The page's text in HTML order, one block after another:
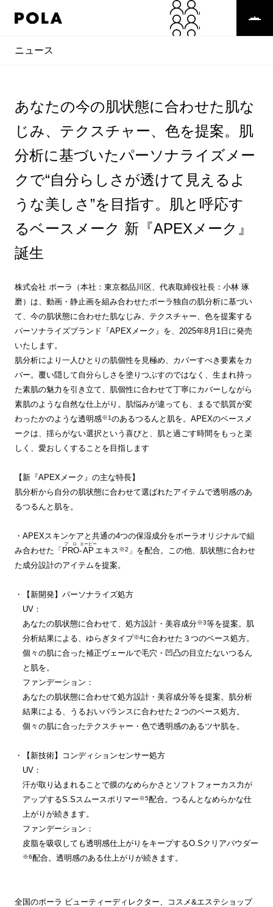
ニュース
あなたの今の肌状態に合わせた肌な
じみ、テクスチャー、色を提案。肌
分析に基づいたパーソナライズメー
クで“自分らしさが透けて見えるよ
うな美しさ”を目指す。肌と呼応す
るベースメーク 新『APEXメーク』
誕生
株式会社 ポーラ（本社：東京都品川区、代表取締役社長：小林 琢
磨）は、動画・静止画を組み合わせたポーラ独自の肌分析に基づい
て、今の肌状態に合わせた肌なじみ、テクスチャー、色を提案する
パーソナライズブランド『APEXメーク』を、2025年8月1日に発売
いたします。
肌分析により一人ひとりの肌個性を見極め、カバーすべき要素をカ
バー。覆い隠して自分らしさを塗りつぶすのではなく、生まれ持っ
た素肌の魅力を引き立て、肌個性に合わせて丁寧にカバーしながら
素肌のような自然な仕上がり。肌悩みが違っても、まるで肌質が変
わったかのような透明感※1のあるつるんと肌を。APEXのベースメ
ークは、揺らがない選択という喜びと、肌と過ごす時間をもっと楽
しく、愛おしくすることを目指します
【新『APEXメーク』の主な特長】
肌分析から自分の肌状態に合わせて選ばれたアイテムで透明感のあ
るつるんと肌を。
・APEXスキンケアと共通の4つの保湿成分をポーラオリジナルで組
み合わせた「 PRO
プロ
-AP
エーピー
エキス※2 」を配合。この他、肌状態に合わせ
た成分設計のアイテムを提案。
・【新開発】パーソナライズ処方
UV：
あなたの肌状態に合わせて、処方設計・美容成分※3等を提案。肌
分析結果による、ゆらぎタイプ※4に合わせた３つのベース処方。
個々の肌に合った補正ヴェールで毛穴・凹凸の目立たないつるん
と肌を。
ファンデーション：
あなたの肌状態に合わせて処方設計・美容成分等を提案。肌分析
結果による、うるおいバランスに合わせた２つのベース処方。
個々の肌に合ったテクスチャー・色で透明感のあるツヤ肌を。
・【新技術】コンディションセンサー処方
UV：
汗が取り込まれることで膜のなめらかさとソフトフォーカス力が
アップするS.Sスムースポリマー※5配合。つるんとなめらかな仕
上がりが続きます。
ファンデーション：
皮脂を吸収しても透明感仕上がりをキープするO.Sクリアパウダー
※6配合。透明感のある仕上がりが続きます。
全国のポーラ ビューティーディレクター、コスメ&エステショップ